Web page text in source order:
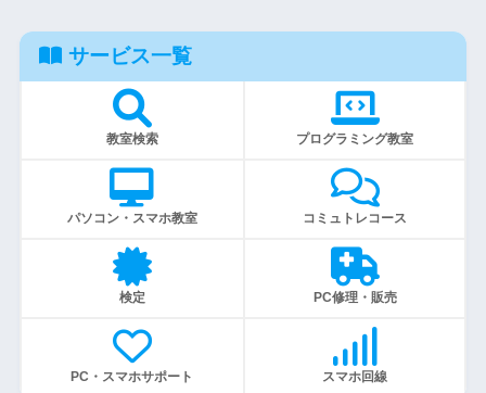
サービス一覧
教室検索 プログラミング教室
パソコン・スマホ教室 コミュトレコース
検定 PC修理・販売
PC・スマホサポート スマホ回線